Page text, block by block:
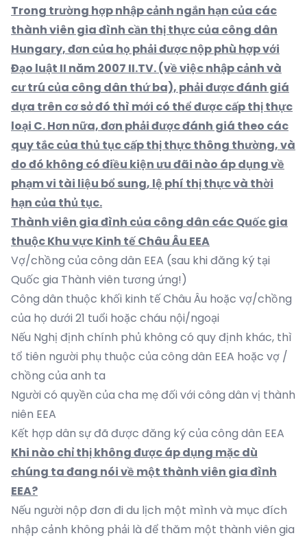
Trong trường hợp nhập cảnh ngắn hạn của các
thành viên gia đình cần thị thực của công dân
Hungary, đơn của họ phải được nộpphù hợp với
Đạo luật II năm 2007 II.TV. (về việc nhập cảnh và
cư trú của công dân thứ ba), phải được đánh giá
dựa trên cơ sở đó thì mới có thể được cấp thị thực
loại C. Hơn nữa, đơn phải được đánh giá theo các
quy tắc của thủ tục cấp thị thực thông thường, và
do đó không có điều kiện ưu đãi nào áp dụng về
phạm vi tài liệu bổ sung, lệ phí thị thực và thời
hạn của thủ tục.
Thành viên gia đình của công dân các Quốc gia
thuộc Khu vực Kinh tế Châu Âu EEA
Vợ/chồng của công dân EEA (sau khi đăng ký tại
Quốc gia Thành viên tương ứng!)
Công dân thuộc khối kinh tế Châu Âu hoặc vợ/chồng
của họ dưới 21 tuổi hoặc cháu nội/ngoại
Nếu Nghị định chính phủ không có quy định khác, thì
tổ tiên người phụ thuộc của công dân EEA hoặc vợ /
chồng của anh ta
Người có quyền của cha mẹ đối với công dân vị thành
niên EEA
Kết hợp dân sự đã được đăng ký của công dân EEA
Khi nào chỉ thị không được áp dụng mặc dù
chúng ta đang nói về một thành viên gia đình
EEA?
Nếu người nộp đơn đi du lịch một mình và mục đích
nhập cảnh không phải là để thăm một thành viên gia